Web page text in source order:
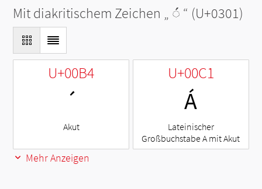
Mit diakritischem Zeichen „ ◌́ “ (U+0301)
U+00B4
´
Akut
U+00C1
Á
Lateinischer
Großbuchstabe A mit Akut
Mehr Anzeigen